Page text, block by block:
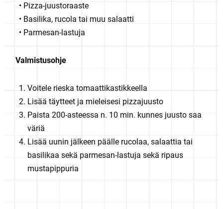
Pizza-juustoraaste
Basilika, rucola tai muu salaatti
Parmesan-lastuja
Valmistusohje
Voitele rieska tomaattikastikkeella
Lisää täytteet ja mieleisesi pizzajuusto
Paista 200-asteessa n. 10 min. kunnes juusto saa
väriä
Lisää uunin jälkeen päälle rucolaa, salaattia tai
basilikaa sekä parmesan-lastuja sekä ripaus
mustapippuria